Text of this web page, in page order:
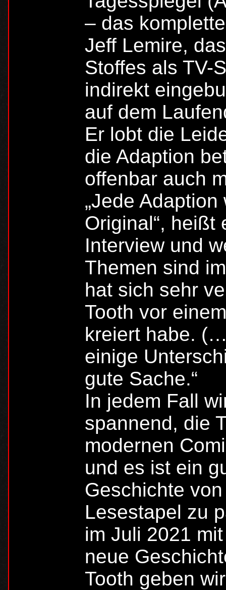
– das
Jeff Lemire,
Stoffes als TV-
indirekt
auf dem
Er lobt die
die Adaption
offenbar auch
„Jede
Original“, heißt
Interview und
Themen sind
hat sich sehr
Tooth vor
kreiert habe.
einige
gute Sache.“
In jedem Fall
spannend, die
modernen
und es ist ein
Geschichte
Lesestapel zu
im Juli 2021
neue
Tooth geben